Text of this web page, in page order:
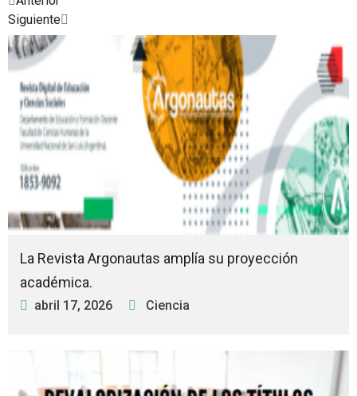
Siguiente
La Revista Argonautas amplía su proyección
académica.
abril 17, 2026
Posted
in
Ciencia
Posted
in
Posted
Posted
in
Posted
in
Posted
in
Posted
in